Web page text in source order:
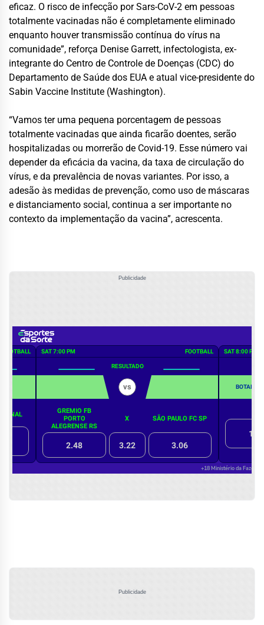
eficaz. O risco de infecção por Sars-CoV-2 em pessoas
totalmente vacinadas não é completamente eliminado
enquanto houver transmissão contínua do vírus na
comunidade”, reforça Denise Garrett, infectologista, ex-
integrante do Centro de Controle de Doenças (CDC) do
Departamento de Saúde dos EUA e atual vice-presidente do
Sabin Vaccine Institute (Washington).
“Vamos ter uma pequena porcentagem de pessoas
totalmente vacinadas que ainda ficarão doentes, serão
hospitalizadas ou morrerão de Covid-19. Esse número vai
depender da eficácia da vacina, da taxa de circulação do
vírus, e da prevalência de novas variantes. Por isso, a
adesão às medidas de prevenção, como uso de máscaras
e distanciamento social, continua a ser importante no
contexto da implementação da vacina”, acrescenta.
Publicidade
Publicidade